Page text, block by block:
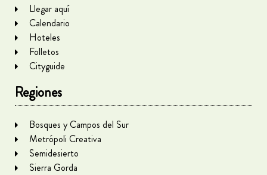
Llegar aquí
Calendario
Hoteles
Folletos
Cityguide
Regiones
Bosques y Campos del Sur
Metrópoli Creativa
Semidesierto
Sierra Gorda